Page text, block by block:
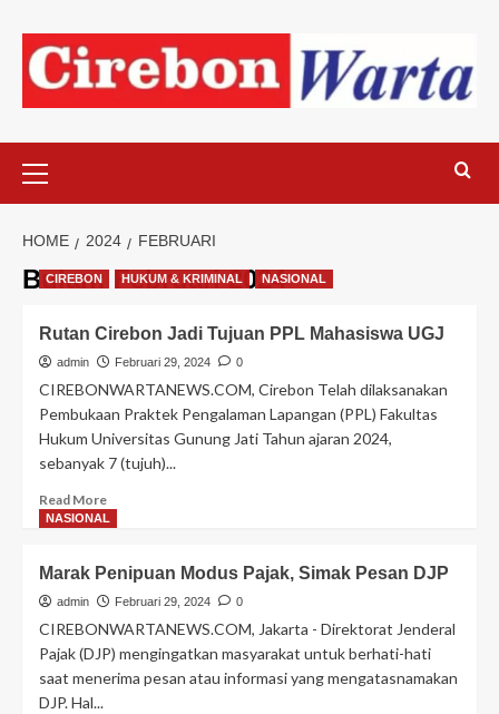
content
Menu
HOME 2024 FEBRUARI
Bulan:Februari 2024
CIREBON HUKUM & KRIMINAL NASIONAL
Rutan Cirebon Jadi Tujuan PPL Mahasiswa UGJ
admin Februari 29, 2024 0
CIREBONWARTANEWS.COM, Cirebon Telah dilaksanakan
Pembukaan Praktek Pengalaman Lapangan (PPL) Fakultas
Hukum Universitas Gunung Jati Tahun ajaran 2024,
sebanyak 7 (tujuh)...
Read MoreRead
more
Cirebon
Jadi
Tujuan
PPL
Mahasiswa
UGJ
NASIONAL
Marak Penipuan Modus Pajak, Simak Pesan DJP
admin Februari 29, 2024 0
CIREBONWARTANEWS.COM, Jakarta - Direktorat Jenderal
Pajak (DJP) mengingatkan masyarakat untuk berhati-hati
saat menerima pesan atau informasi yang mengatasnamakan
DJP. Hal...